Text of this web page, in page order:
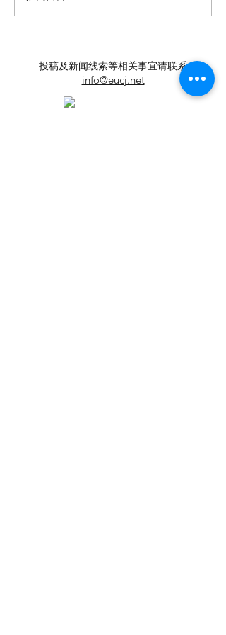
会举办
投稿及新闻线索等相关事宜请联系
info@eucj.net